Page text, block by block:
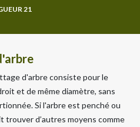
21
d'arbre consiste pour le
et de même diamètre, sans
Si l'arbre est penché ou
trouver d’autres moyens comme